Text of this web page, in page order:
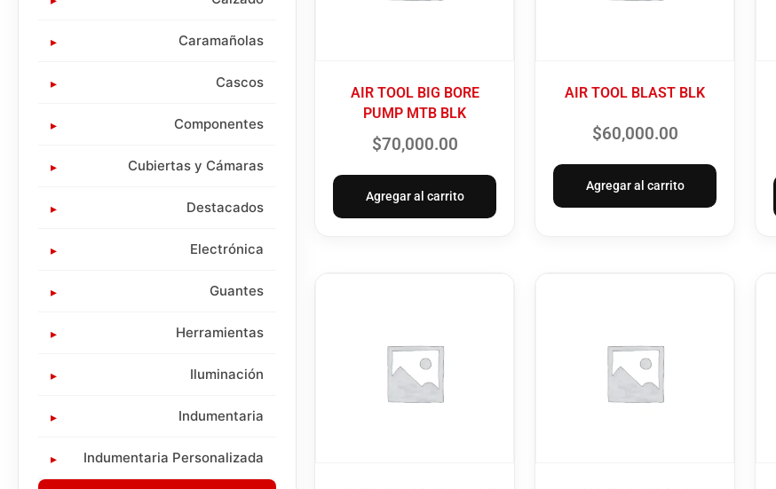
Caramañolas
Cascos
Componentes
Cubiertas y Cámaras
Destacados
Electrónica
Guantes
Herramientas
Iluminación
Indumentaria
Indumentaria Personalizada
AIR TOOL BIG BORE
PUMP MTB BLK
$70,000.00
Agregar al carrito
AIR TOOL BLAST BLK
$60,000.00
Agregar al carrito